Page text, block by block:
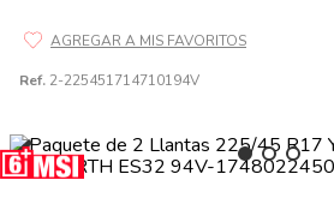
Ref. 2-225451714710194V
7. 245